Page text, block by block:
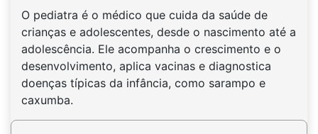
O pediatra é o médico que cuida da saúde de
crianças e adolescentes, desde o nascimento até a
adolescência. Ele acompanha o crescimento e o
desenvolvimento, aplica vacinas e diagnostica
doenças típicas da infância, como sarampo e
caxumba.